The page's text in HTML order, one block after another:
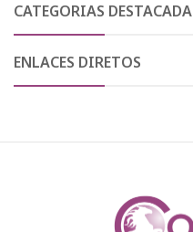
CATEGORIAS
ENLACES DIRETOS